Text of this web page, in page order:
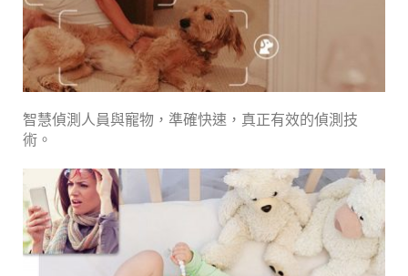
智慧偵測人員與寵物，準確快速，真正有效的偵測技
術。